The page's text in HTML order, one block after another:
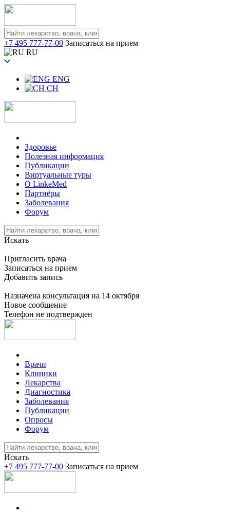
+7 495 777-77-00 Записаться на прием
RU
ENG
CH
Здоровье
Полезная информация
Публикации
Виртуальные туры
О LinkeMed
Партнёры
Заболевания
Форум
Искать
Пригласить врача
Записаться на прием
Добавить запись
Назначена консультация на 14 октября
Новое сообщение
Телефон не подтвержден
Врачи
Клиники
Лекарства
Диагностика
Заболевания
Публикации
Опросы
Форум
Искать
+7 495 777-77-00 Записаться на прием